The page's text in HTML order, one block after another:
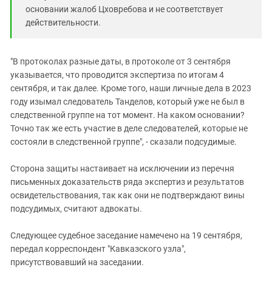
основании жалоб Цховребова и не соответствует
действительности.
"В протоколах разные даты, в протоколе от 3 сентября
указывается, что проводится экспертиза по итогам 4
сентября, и так далее. Кроме того, наши личные дела в 2023
году изымал следователь Танделов, который уже не был в
следственной группе на тот момент. На каком основании?
Точно так же есть участие в деле следователей, которые не
состояли в следственной группе", - сказали подсудимые.
Сторона защиты настаивает на исключении из перечня
письменных доказательств ряда экспертиз и результатов
освидетельствования, так как они не подтверждают вины
подсудимых, считают адвокаты.
Следующее судебное заседание намечено на 19 сентября,
передал корреспондент "Кавказского узла",
присутствовавший на заседании.